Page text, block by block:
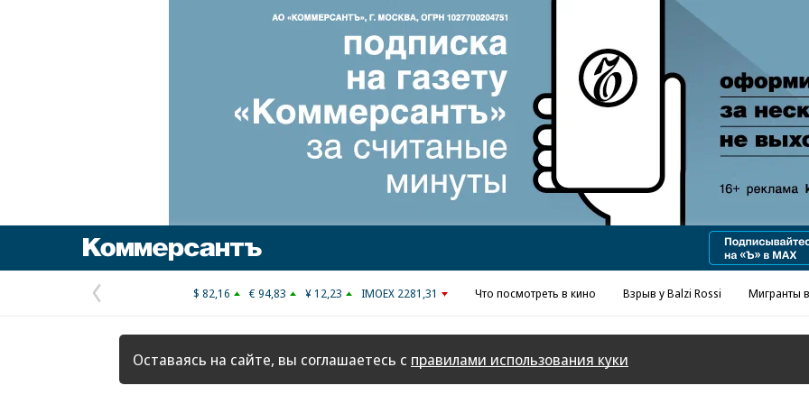
Реклама в «Ъ» www.kommersant.ru/ad
Предыдущая
страница
$ 82,16 € 94,83 ¥ 12,23 IMOEX 2281,31 Что посмотреть в кино Взрыв у Balzi Rossi Мигранты
Оставаясь на сайте, вы соглашаетесь с правилами использования куки